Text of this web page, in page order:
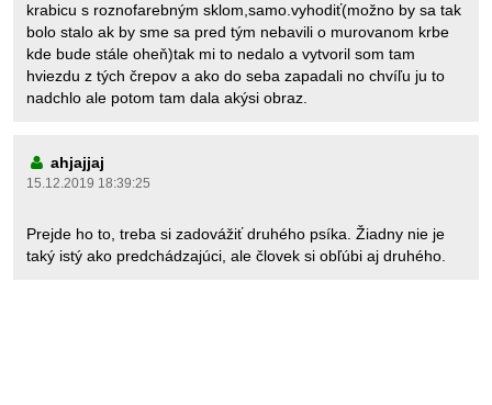
krabicu s roznofarebným sklom,samo.vyhodiť(možno by sa tak
bolo stalo ak by sme sa pred tým nebavili o murovanom krbe
kde bude stále oheň)tak mi to nedalo a vytvoril som tam
hviezdu z tých črepov a ako do seba zapadali no chvíľu ju to
nadchlo ale potom tam dala akýsi obraz.
ahjajjaj
15.12.2019 18:39:25
Prejde ho to, treba si zadovážiť druhého psíka. Žiadny nie je
taký istý ako predchádzajúci, ale človek si obľúbi aj druhého.